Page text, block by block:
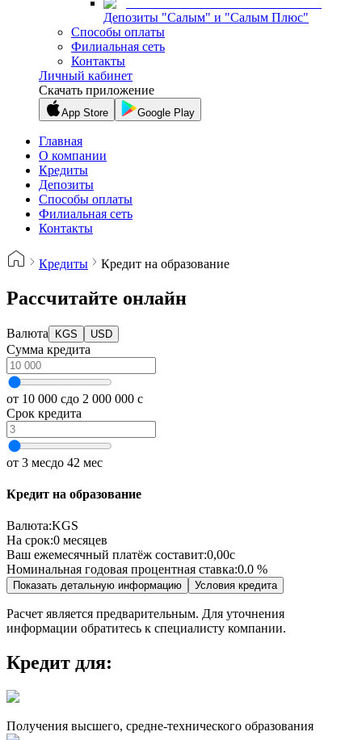
Депозиты "Салым" и "Салым Плюс"
Способы оплаты
Филиальная сеть
Контакты
Личный кабинет
Скачать приложение
App Store Google Play
Главная
О компании
Кредиты
Депозиты
Способы оплаты
Филиальная сеть
Контакты
Кредиты Кредит на образование
Рассчитайте онлайн
Валюта KGS USD
Сумма кредита
от 10 000 сдо 2 000 000 с
Срок кредита
от 3 месдо 42 мес
Кредит на образование
Валюта:KGS
На срок:0 месяцев
Ваш ежемесячный платёж составит:0,00с
Номинальная годовая процентная ставка:0.0 %
Показать детальную информацию Условия кредита
Расчет является предварительным. Для уточнения
информации обратитесь к специалисту компании.
Кредит для:
Получения высшего, средне-технического образования